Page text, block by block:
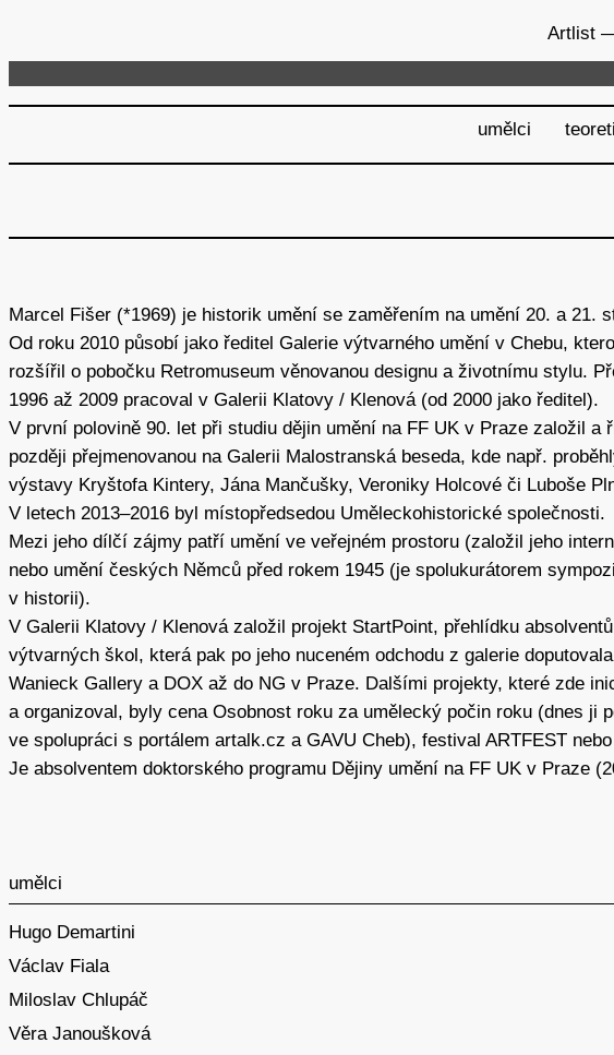
Artlist
umělci
Marcel Fišer (*1969) je historik umění se zaměřením na umění 20. a 21.
Od roku 2010 působí jako ředitel Galerie výtvarného umění v Chebu,
rozšířil o pobočku Retromuseum věnovanou designu a životnímu stylu.
1996 až 2009 pracoval v Galerii Klatovy / Klenová (od 2000 jako ředitel).
V první polovině 90. let při studiu dějin umění na FF UK v Praze založil a
později přejmenovanou na Galerii Malostranská beseda, kde např.
výstavy Kryštofa Kintery, Jána Mančušky, Veroniky Holcové či Luboše
V letech 2013–2016 byl místopředsedou Uměleckohistorické společnosti.
Mezi jeho dílčí zájmy patří umění ve veřejném prostoru (založil jeho
nebo umění českých Němců před rokem 1945 (je spolukurátorem
v historii).
V Galerii Klatovy / Klenová založil projekt StartPoint, přehlídku
výtvarných škol, která pak po jeho nuceném odchodu z galerie
Wanieck Gallery a DOX až do NG v Praze. Dalšími projekty, které zde
a organizoval, byly cena Osobnost roku za umělecký počin roku (dnes ji
ve spolupráci s portálem artalk.cz a GAVU Cheb), festival ARTFEST
Je absolventem doktorského programu Dějiny umění na FF UK v Praze
umělci
Hugo Demartini
Václav Fiala
Miloslav Chlupáč
Věra Janoušková